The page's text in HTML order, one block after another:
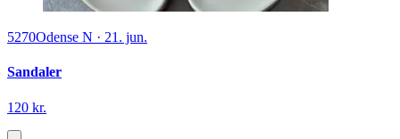
5270Odense N · 21. jun.
Sandaler
120 kr.